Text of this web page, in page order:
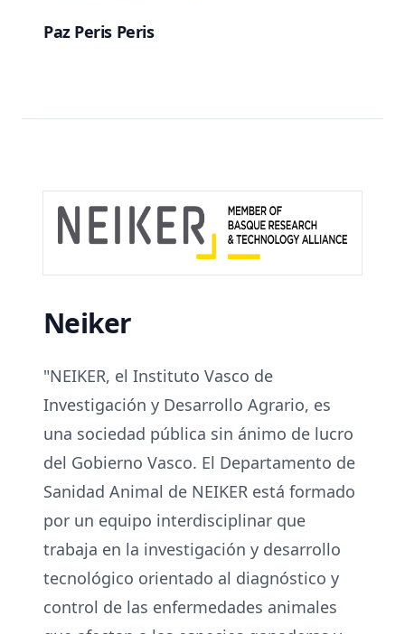
Paz Peris Peris
Neiker
"NEIKER, el Instituto Vasco de
Investigación y Desarrollo Agrario, es
una sociedad pública sin ánimo de lucro
del Gobierno Vasco. El Departamento de
Sanidad Animal de NEIKER está formado
por un equipo interdisciplinar que
trabaja en la investigación y desarrollo
tecnológico orientado al diagnóstico y
control de las enfermedades animales